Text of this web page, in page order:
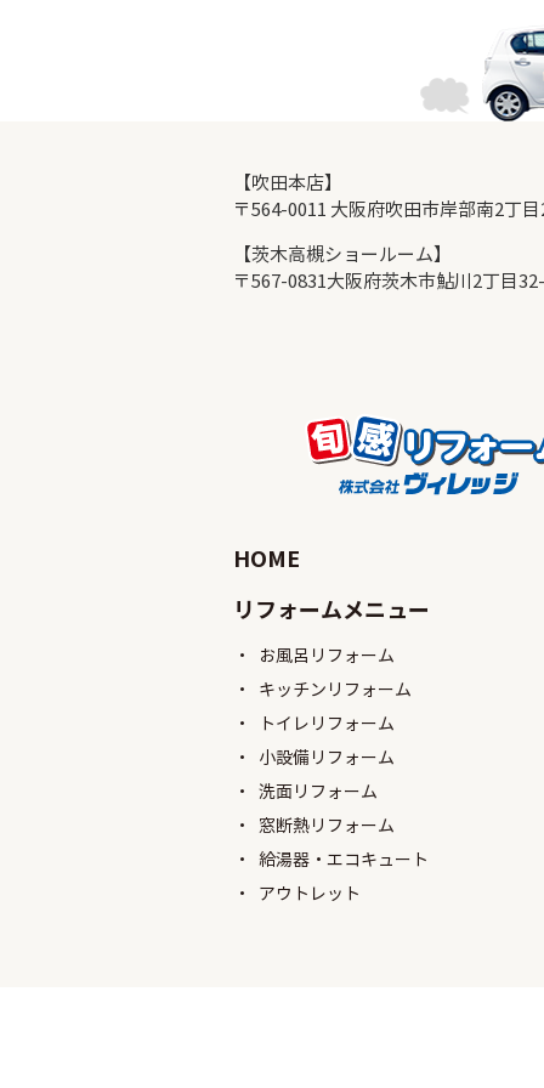
【吹田本店】
〒564-0011 大阪府吹田市岸部南2丁
【茨木高槻ショールーム】
〒567-0831大阪府茨木市鮎川2丁目
HOME
リフォームメニュー
お風呂リフォーム
キッチンリフォーム
トイレリフォーム
小設備リフォーム
洗面リフォーム
窓断熱リフォーム
給湯器・エコキュート
アウトレット